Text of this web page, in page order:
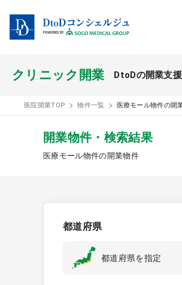
クリニック開業 DtoDの開業支援
開業スタイル TOP
医療モール
医院開業TOP 物件一覧 医療モール物件の開
開業物件・検索結果
医療モール物件の開業物件
都道府県
都道府県を指定